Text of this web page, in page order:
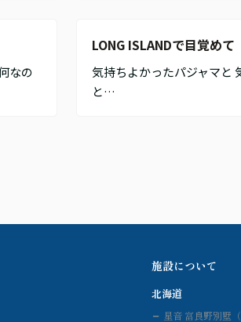
なの
LONG ISLANDで目覚めて
気持ちよかったパジャマと
と…
施設について
北海道
星音 富良野別墅